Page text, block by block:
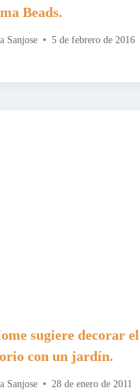
Beads.
Sanjose 5 de febrero de 2016
sugiere decorar el
con un jardín.
Sanjose 28 de enero de 2011